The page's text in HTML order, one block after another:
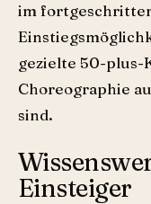
im
gezielte 50-plus-
Choreographie
sind.
Einsteiger